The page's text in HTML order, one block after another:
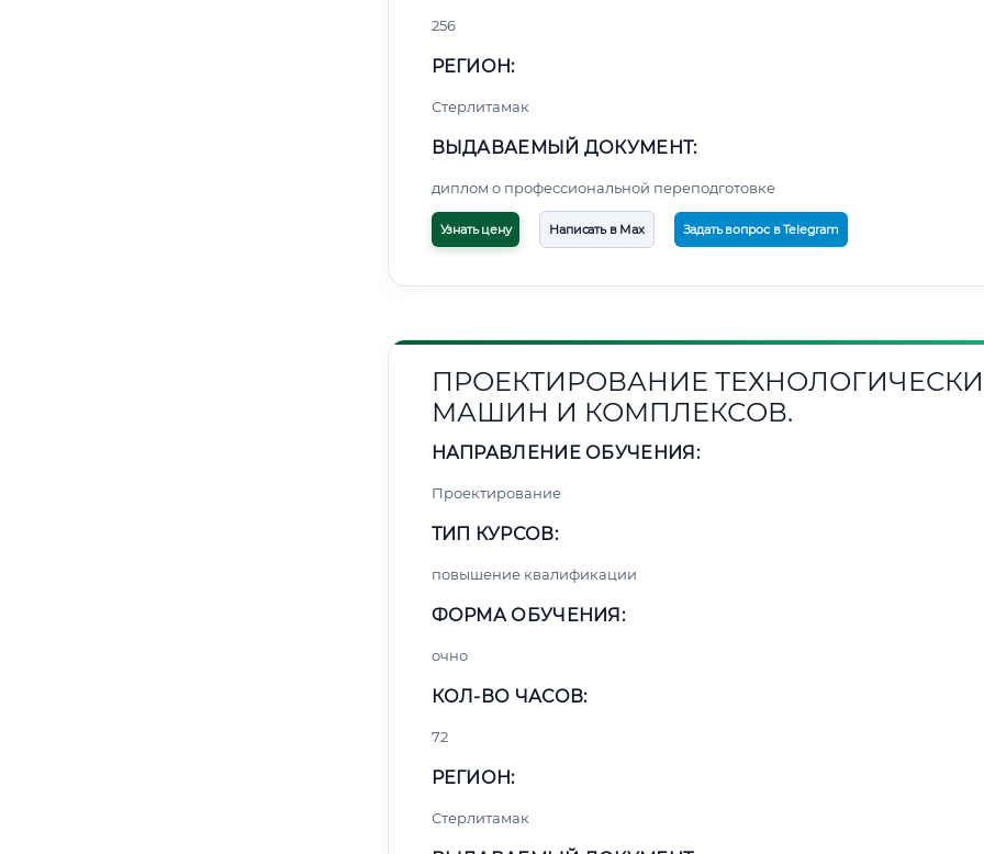
256
РЕГИОН:
Стерлитамак
ВЫДАВАЕМЫЙ ДОКУМЕНТ:
диплом о профессиональной переподготовке
Узнать цену Написать в Max Задать вопрос в Telegram
ПРОЕКТИРОВАНИЕ
МАШИН И КОМПЛЕКСОВ.
НАПРАВЛЕНИЕ ОБУЧЕНИЯ:
Проектирование
ТИП КУРСОВ:
повышение квалификации
ФОРМА ОБУЧЕНИЯ:
очно
КОЛ-ВО ЧАСОВ:
72
РЕГИОН:
Стерлитамак